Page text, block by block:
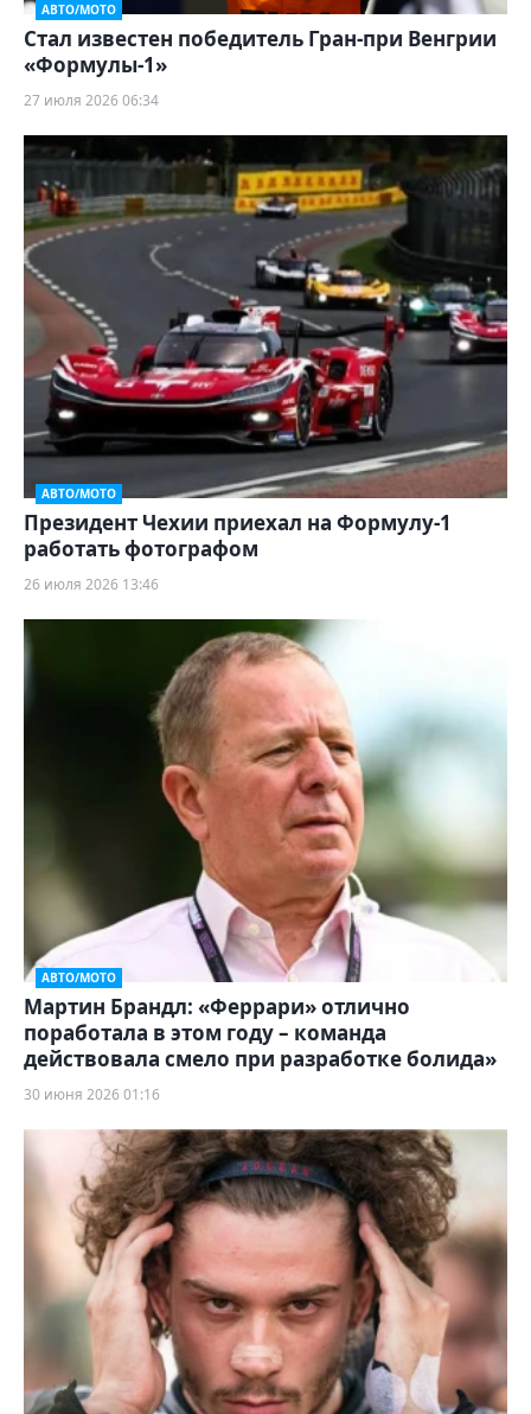
АВТО/МОТО
Стал известен победитель Гран-при Венгрии
«Формулы‑1»
27 июля 2026 06:34
АВТО/МОТО
Президент Чехии приехал на Формулу-1
работать фотографом
26 июля 2026 13:46
АВТО/МОТО
Мартин Брандл: «Феррари» отлично
поработала в этом году – команда
действовала смело при разработке болида»
30 июня 2026 01:16